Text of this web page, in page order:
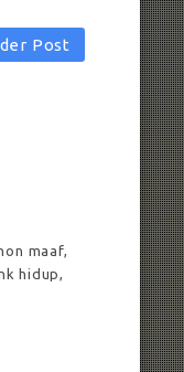
Post
maaf,
hidup,